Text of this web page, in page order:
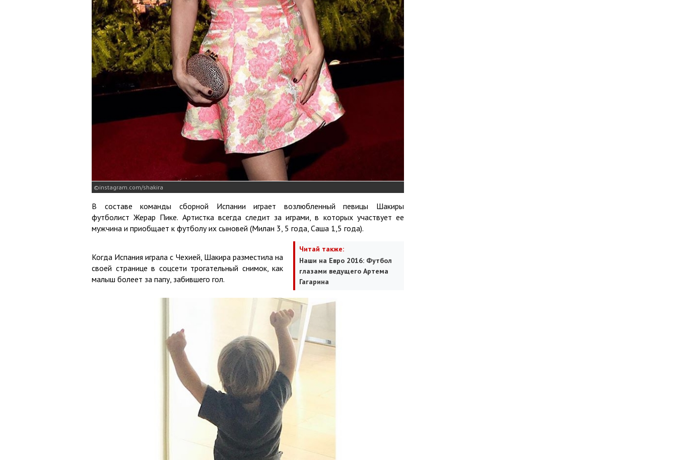
instagram.com/shakira
В составе команды сборной Испании играет возлюбленный певицы Шакиры
футболист Жерар Пике. Артистка всегда следит за играми, в которых участвует ее
мужчина и приобщает к футболу их сыновей (Милан 3, 5 года, Саша 1,5 года).
Читай также:
Наши на Евро 2016: Футбол
глазами ведущего Артема
Гагарина
Когда Испания играла с Чехией, Шакира разместила на
своей странице в соцсети трогательный снимок, как
малыш болеет за папу, забившего гол.